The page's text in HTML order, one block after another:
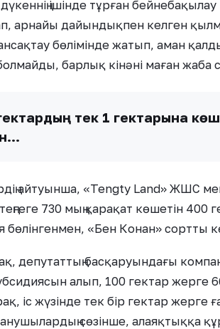
ішінде тұрған
арнайы дайындықпен келген
бөлімінде жатып, аман
барлық кінәні маған жаба
тек 1 гектарына
айтуынша, «Tengty Land» ЖШС
730 мың қарақат көшетін
бөлінгенмен, «Бен Конан» сортты
депутаттың басқаруындағы
субсидиясын алып, 100 гектар жерге
іс жүзінде тек бір гектар
сөзінше, алаяқтыққа